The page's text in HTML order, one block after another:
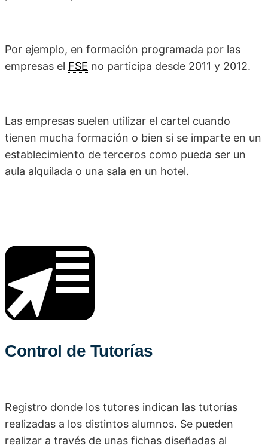
Por ejemplo, en formación programada por las
empresas el FSE no participa desde 2011 y 2012.
Las empresas suelen utilizar el cartel cuando
tienen mucha formación o bien si se imparte en un
establecimiento de terceros como pueda ser un
aula alquilada o una sala en un hotel.
Control de Tutorías
Registro donde los tutores indican las tutorías
realizadas a los distintos alumnos. Se pueden
realizar a través de unas fichas diseñadas al